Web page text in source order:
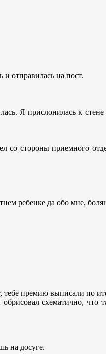
отправилась на пост.
Я прислонилась к
со стороны приемного
ребенке да обо мне,
премию выписали по
схематично, что
на досуге.